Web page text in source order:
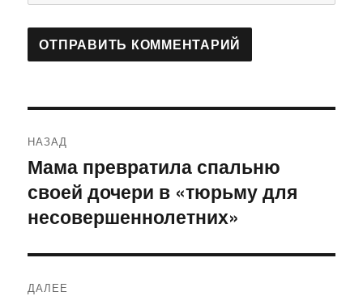
по
записям
НАЗАД
Предыдущая
запись:
Мама превратила спальню
своей дочери в «тюрьму для
несовершеннолетних»
ДАЛЕЕ